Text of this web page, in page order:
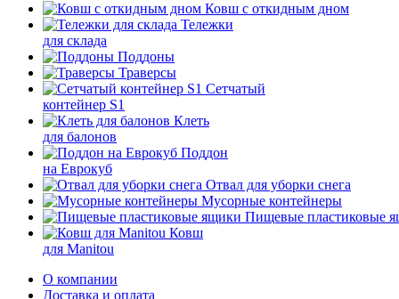
Ковш с откидным дном
Тележки
для склада
Поддоны
Траверсы
Сетчатый
контейнер S1
Клеть
для балонов
Поддон
на Еврокуб
Отвал для уборки снега
Мусорные контейнеры
Пищевые пластиковые
Ковш
для Manitou
О компании
Доставка и оплата